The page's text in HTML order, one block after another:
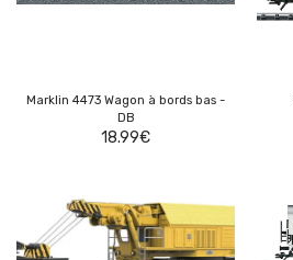
Marklin 4473 Wagon à bords bas -
DB
18.99€